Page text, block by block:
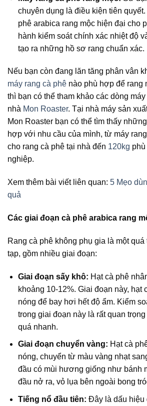
chuyên dụng là điều kiện tiên
phê arabica rang mộchiện đại cho
hành kiểm soát chính xác nhiệt độ
tạo ra những hồ sơ rang chuẩn xác.
Nếu bạn còn đang lăn tăng phân vân
máy rang cà phê nào phù hợp để rang
thì bạn có thể tham khảo các dòng
nhà Mon Roaster. Tại nhà máy sản
Mon Roaster bạn có thể tìm thấy
hợp với nhu cầu của mình, từ máy
cho rang cà phê tại nhà đến 120kg
nghiệp.
Xem thêm bài viết liên quan: 5 Mẹo
quả
Các giai đoạn cà phê arabica rang
Rang cà phê không phụ gia là một
tạp, gồm nhiều giai đoạn:
Giai đoạn sấy khô: Hạt cà phê
khoảng 10-12%. Giai đoạn này, hạt
nóng để bay hơi hết độ ẩm. Kiểm
trong giai đoạn này là rất quan
quá nhanh.
Giai đoạn chuyển vàng: Hạt cà
nóng, chuyển từ màu vàng nhạt
đầu có mùi hương giống như bánh
đầu nở ra, vỏ lụa bên ngoài bong
Tiếng nổ đầu tiên: Đây là dấu hiệu